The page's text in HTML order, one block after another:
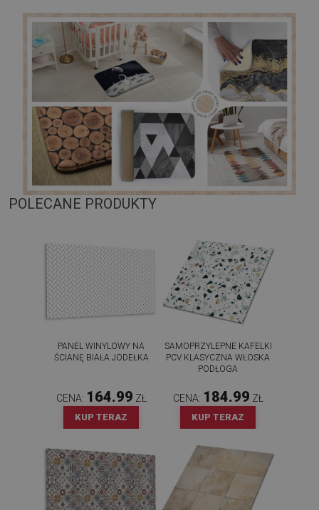
POLECANE PRODUKTY
PANEL WINYLOWY NA
ŚCIANĘ BIAŁA JODEŁKA
CENA: 164.99 ZŁ
KUP TERAZ
SAMOPRZYLEPNE KAFELKI
PCV KLASYCZNA WŁOSKA
PODŁOGA
CENA: 184.99 ZŁ
KUP TERAZ